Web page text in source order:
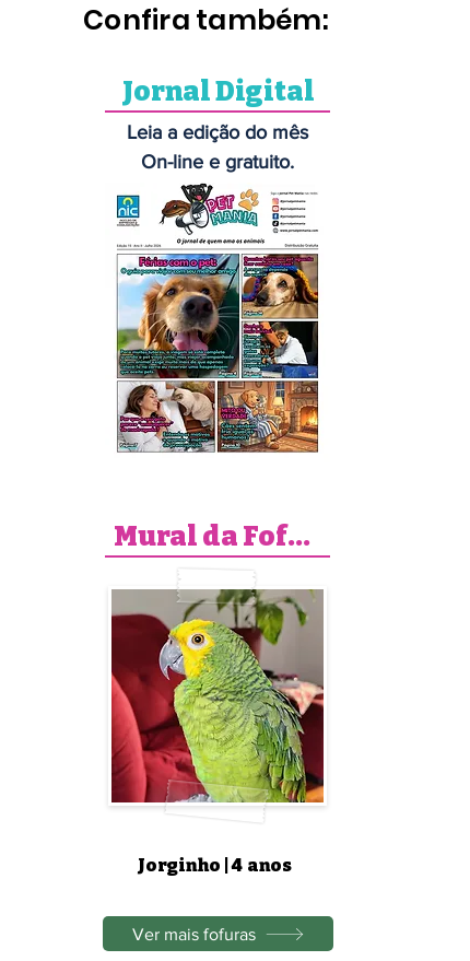
Confira também:
Jornal Digital
Leia a edição do mês
On-line e gratuito.
Mural da Fofura
Jorginho | 4 anos
Ver mais fofuras